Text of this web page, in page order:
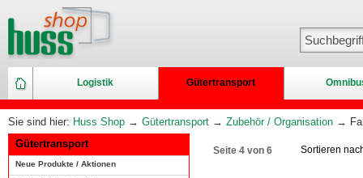
Logistik Gütertransport
Sie sind hier: Huss Shop → Gütertransport → Zubehör / Organisation →
Gütertransport
Neue Produkte / Aktionen
Seite 4 von 6 Sortieren